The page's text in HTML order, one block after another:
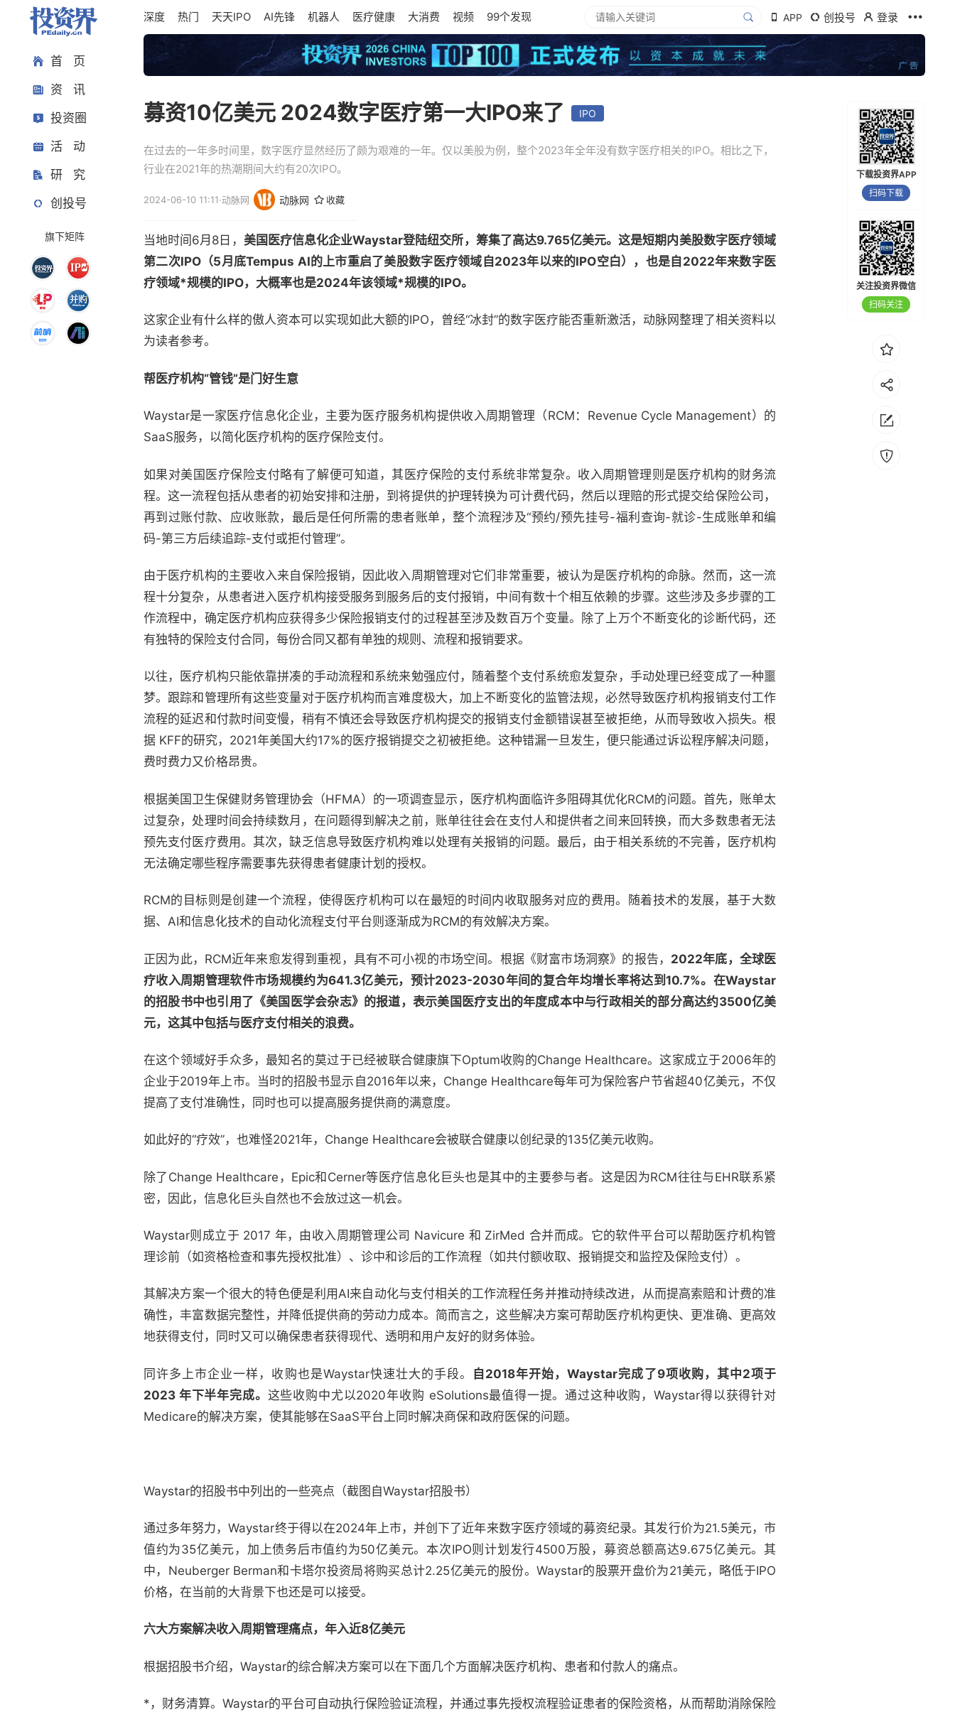
首 页
资 讯
投资圈
活 动
研 究
创投号
旗下矩阵
深度 热门 天天IPO AI先锋 机器人 医疗健康 大消费 视频 99个发现 APP 创投号 登录
募资10亿美元 2024数字医疗第一大IPO来了 IPO
在过去的一年多时间里，数字医疗显然经历了颇为艰难的一年。仅以美股为例，整个2023年全年没有数字医疗相关的IPO。相比之下，
行业在2021年的热潮期间大约有20次IPO。
2024-06-10 11:11·动脉网 动脉网 收藏
当地时间6月8日， 美国医疗信息化企业Waystar登陆纽交所，筹集了高达9.765亿美元。这是短期内美股数字医疗领域
第二次IPO（5月底Tempus AI的上市重启了美股数字医疗领域自2023年以来的IPO空白），也是自2022年来数字医
疗领域*规模的IPO，大概率也是2024年该领域*规模的IPO。
这家企业有什么样的傲人资本可以实现如此大额的IPO，曾经“冰封”的数字医疗能否重新激活，动脉网整理了相关资料以
为读者参考。
帮医疗机构“管钱”是门好生意
Waystar是一家医疗信息化企业，主要为医疗服务机构提供收入周期管理（RCM：Revenue Cycle Management）的
SaaS服务，以简化医疗机构的医疗保险支付。
如果对美国医疗保险支付略有了解便可知道，其医疗保险的支付系统非常复杂。收入周期管理则是医疗机构的财务流
程。这一流程包括从患者的初始安排和注册，到将提供的护理转换为可计费代码，然后以理赔的形式提交给保险公司，
再到过账付款、应收账款，最后是任何所需的患者账单，整个流程涉及“预约/预先挂号-福利查询-就诊-生成账单和编
码-第三方后续追踪-支付或拒付管理”。
由于医疗机构的主要收入来自保险报销，因此收入周期管理对它们非常重要，被认为是医疗机构的命脉。然而，这一流
程十分复杂，从患者进入医疗机构接受服务到服务后的支付报销，中间有数十个相互依赖的步骤。这些涉及多步骤的工
作流程中，确定医疗机构应获得多少保险报销支付的过程甚至涉及数百万个变量。除了上万个不断变化的诊断代码，还
有独特的保险支付合同，每份合同又都有单独的规则、流程和报销要求。
以往，医疗机构只能依靠拼凑的手动流程和系统来勉强应付，随着整个支付系统愈发复杂，手动处理已经变成了一种噩
梦。跟踪和管理所有这些变量对于医疗机构而言难度极大，加上不断变化的监管法规，必然导致医疗机构报销支付工作
流程的延迟和付款时间变慢，稍有不慎还会导致医疗机构提交的报销支付金额错误甚至被拒绝，从而导致收入损失。根
据 KFF的研究，2021年美国大约17%的医疗报销提交之初被拒绝。这种错漏一旦发生，便只能通过诉讼程序解决问题，
费时费力又价格昂贵。
根据美国卫生保健财务管理协会（HFMA）的一项调查显示，医疗机构面临许多阻碍其优化RCM的问题。首先，账单太
过复杂，处理时间会持续数月，在问题得到解决之前，账单往往会在支付人和提供者之间来回转换，而大多数患者无法
预先支付医疗费用。其次，缺乏信息导致医疗机构难以处理有关报销的问题。最后，由于相关系统的不完善，医疗机构
无法确定哪些程序需要事先获得患者健康计划的授权。
RCM的目标则是创建一个流程，使得医疗机构可以在最短的时间内收取服务对应的费用。随着技术的发展，基于大数
据、AI和信息化技术的自动化流程支付平台则逐渐成为RCM的有效解决方案。
正因为此，RCM近年来愈发得到重视，具有不可小视的市场空间。根据《财富市场洞察》的报告， 2022年底，全球医
疗收入周期管理软件市场规模约为641.3亿美元，预计2023-2030年间的复合年均增长率将达到10.7%。在Waystar
的招股书中也引用了《美国医学会杂志》的报道，表示美国医疗支出的年度成本中与行政相关的部分高达约3500亿美
元，这其中包括与医疗支付相关的浪费。
在这个领域好手众多，最知名的莫过于已经被联合健康旗下Optum收购的Change Healthcare。这家成立于2006年的
企业于2019年上市。当时的招股书显示自2016年以来，Change Healthcare每年可为保险客户节省超40亿美元，不仅
提高了支付准确性，同时也可以提高服务提供商的满意度。
如此好的“疗效”，也难怪2021年，Change Healthcare会被联合健康以创纪录的135亿美元收购。
除了Change Healthcare，Epic和Cerner等医疗信息化巨头也是其中的主要参与者。这是因为RCM往往与EHR联系紧
密，因此，信息化巨头自然也不会放过这一机会。
Waystar则成立于 2017 年，由收入周期管理公司 Navicure 和 ZirMed 合并而成。它的软件平台可以帮助医疗机构管
理诊前（如资格检查和事先授权批准）、诊中和诊后的工作流程（如共付额收取、报销提交和监控及保险支付）。
其解决方案一个很大的特色便是利用AI来自动化与支付相关的工作流程任务并推动持续改进，从而提高索赔和计费的准
确性，丰富数据完整性，并降低提供商的劳动力成本。简而言之，这些解决方案可帮助医疗机构更快、更准确、更高效
地获得支付，同时又可以确保患者获得现代、透明和用户友好的财务体验。
同许多上市企业一样，收购也是Waystar快速壮大的手段。 自2018年开始，Waystar完成了9项收购，其中2项于
2023 年下半年完成。 这些收购中尤以2020年收购 eSolutions最值得一提。通过这种收购，Waystar得以获得针对
Medicare的解决方案，使其能够在SaaS平台上同时解决商保和政府医保的问题。
Waystar的招股书中列出的一些亮点（截图自Waystar招股书）
通过多年努力，Waystar终于得以在2024年上市，并创下了近年来数字医疗领域的募资纪录。其发行价为21.5美元，市
值约为35亿美元，加上债务后市值约为50亿美元。本次IPO则计划发行4500万股，募资总额高达9.675亿美元。其
中，Neuberger Berman和卡塔尔投资局将购买总计2.25亿美元的股份。Waystar的股票开盘价为21美元，略低于IPO
价格，在当前的大背景下也还是可以接受。
六大方案解决收入周期管理痛点，年入近8亿美元
根据招股书介绍，Waystar的综合解决方案可以在下面几个方面解决医疗机构、患者和付款人的痛点。
*，财务清算。Waystar的平台可自动执行保险验证流程，并通过事先授权流程验证患者的保险资格，从而帮助消除保险
下载投资界APP
扫码下载
关注投资界微信
扫码关注